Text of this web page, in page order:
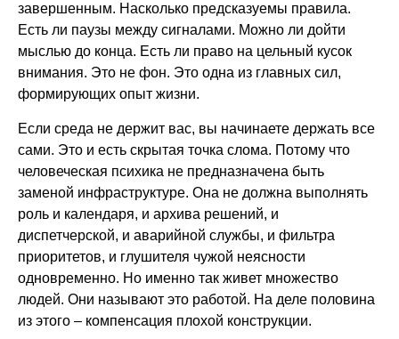
завершенным. Насколько предсказуемы правила.
Есть ли паузы между сигналами. Можно ли дойти
мыслью до конца. Есть ли право на цельный кусок
внимания. Это не фон. Это одна из главных сил,
формирующих опыт жизни.
Если среда не держит вас, вы начинаете держать все
сами. Это и есть скрытая точка слома. Потому что
человеческая психика не предназначена быть
заменой инфраструктуре. Она не должна выполнять
роль и календаря, и архива решений, и
диспетчерской, и аварийной службы, и фильтра
приоритетов, и глушителя чужой неясности
одновременно. Но именно так живет множество
людей. Они называют это работой. На деле половина
из этого – компенсация плохой конструкции.